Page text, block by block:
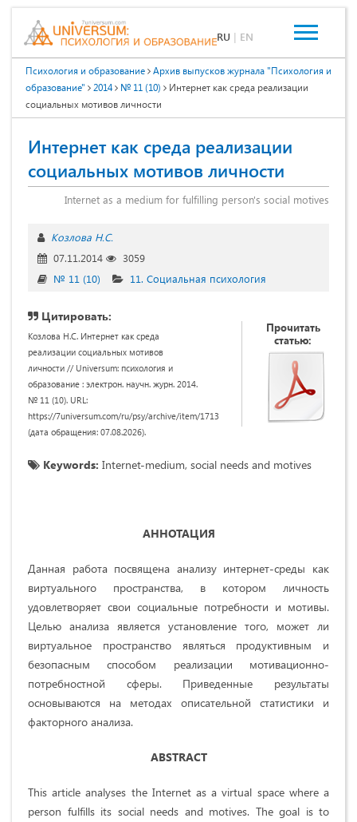
RU | EN
Психология и образование
Архив выпусков журнала "Психология и
образование"
2014 № 11 (10)
Интернет как среда реализации
социальных мотивов личности
Интернет как среда реализации
социальных мотивов личности
Internet as a medium for fulfilling person's social motives
Козлова Н.С.
07.11.2014
3059
№ 11 (10)
11. Социальная психология
Цитировать:
Козлова Н.С. Интернет как среда
реализации социальных мотивов
личности // Universum: психология и
образование : электрон. научн. журн. 2014.
№ 11 (10). URL:
https://7universum.com/ru/psy/archive/item/1713
(дата обращения: 07.08.2026).
Прочитать
статью:
Keywords: Internet-medium, social needs and motives
АННОТАЦИЯ
Данная работа посвящена анализу интернет-среды как
виртуального пространства, в котором личность
удовлетворяет свои социальные потребности и мотивы.
Целью анализа является установление того, может ли
виртуальное пространство являться продуктивным и
безопасным способом реализации мотивационно-
потребностной сферы. Приведенные результаты
основываются на методах описательной статистики и
факторного анализа.
ABSTRACT
This article analyses the Internet as a virtual space where a
person fulfills its social needs and motives. The goal is to